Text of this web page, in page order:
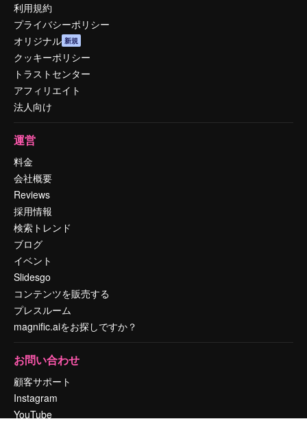
利用規約
プライバシーポリシー
オリジナル 新規
クッキーポリシー
トラストセンター
アフィリエイト
法人向け
運営
料金
会社概要
Reviews
採用情報
検索トレンド
ブログ
イベント
Slidesgo
コンテンツを販売する
プレスルーム
magnific.aiをお探しですか？
お問い合わせ
顧客サポート
Instagram
YouTube